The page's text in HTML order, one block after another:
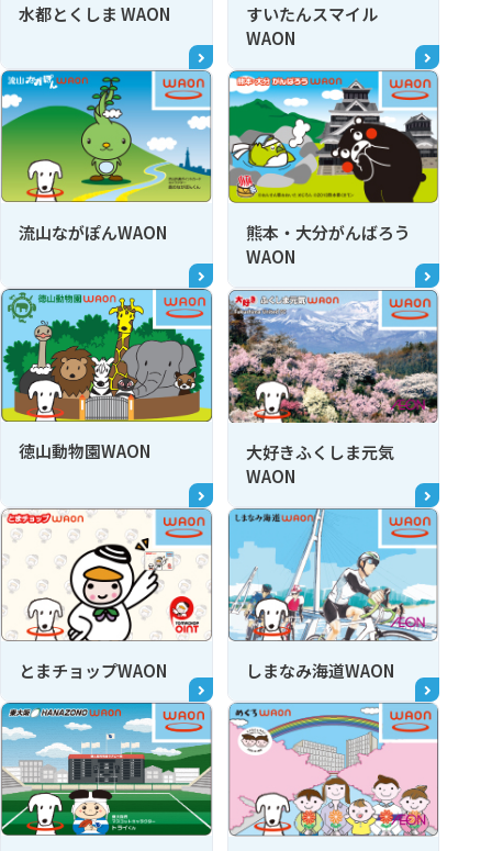
水都とくしま WAON
すいたんスマイル
WAON
流山ながぽんWAON
熊本・大分がんばろう
WAON
徳山動物園WAON
大好きふくしま元気
WAON
とまチョップWAON しまなみ海道WAON